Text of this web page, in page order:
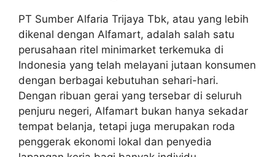
PT Sumber Alfaria Trijaya Tbk, atau yang lebih
dikenal dengan Alfamart, adalah salah satu
perusahaan ritel minimarket terkemuka di
Indonesia yang telah melayani jutaan konsumen
dengan berbagai kebutuhan sehari-hari.
Dengan ribuan gerai yang tersebar di seluruh
penjuru negeri, Alfamart bukan hanya sekadar
tempat belanja, tetapi juga merupakan roda
penggerak ekonomi lokal dan penyedia